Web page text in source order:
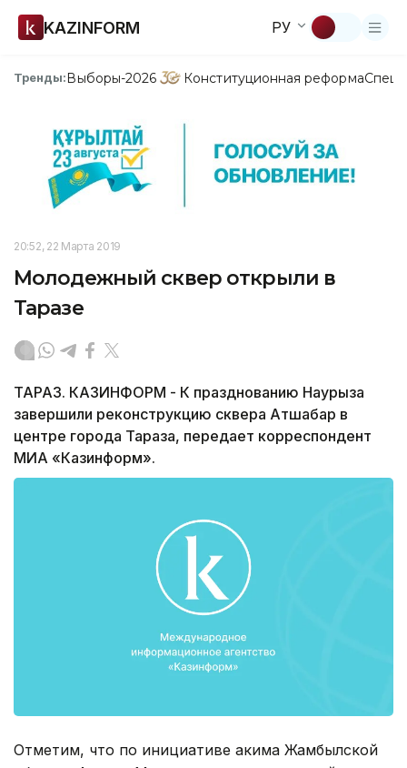
KAZINFORM РУ
Тренды:Выборы-2026 Конституционная реформа
20:52, 22 Марта 2019
Молодежный сквер открыли в
Таразе
ТАРАЗ. КАЗИНФОРМ - К празднованию Наурыза
завершили реконструкцию сквера Атшабар в
центре города Тараза, передает корреспондент
МИА «Казинформ».
Отметим, что по инициативе акима Жамбылской